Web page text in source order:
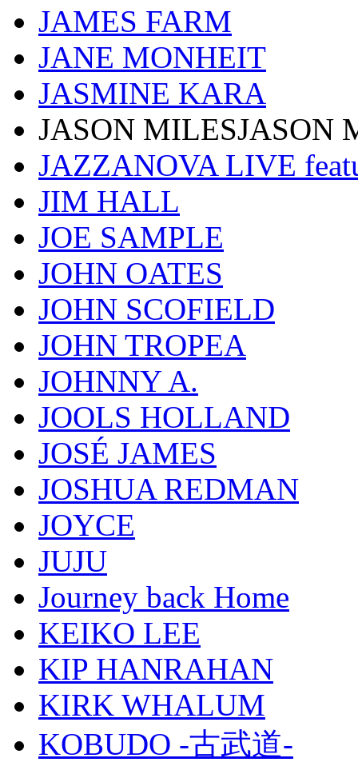
JAMES FARM
JANE MONHEIT
JASMINE KARA
JASON MILESJASON
JAZZANOVA LIVE
JIM HALL
JOE SAMPLE
JOHN OATES
JOHN SCOFIELD
JOHN TROPEA
JOHNNY A.
JOOLS HOLLAND
JOSÉ JAMES
JOSHUA REDMAN
JOYCE
JUJU
Journey back Home
KEIKO LEE
KIP HANRAHAN
KIRK WHALUM
KOBUDO -古武道-